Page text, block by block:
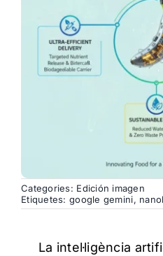
Categories: Edición imagen
Etiquetes: google gemini,
La intel·ligència